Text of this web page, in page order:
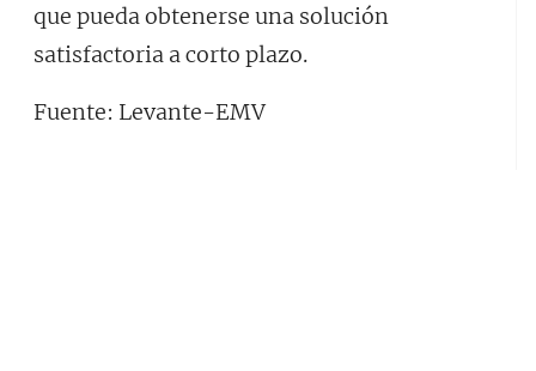
que pueda obtenerse una solución
satisfactoria a corto plazo.
Fuente: Levante-EMV